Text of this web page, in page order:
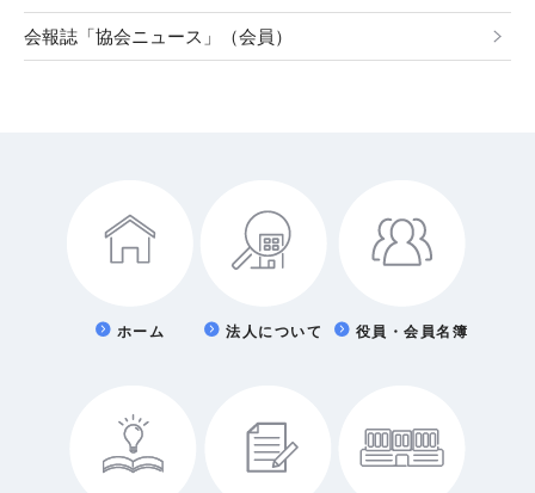
会報誌「協会ニュース」（会員）
ホーム 法人について 役員・会員名簿